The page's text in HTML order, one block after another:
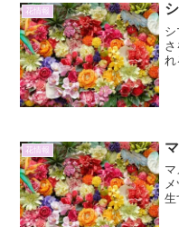
花情報
れ
花情報
生